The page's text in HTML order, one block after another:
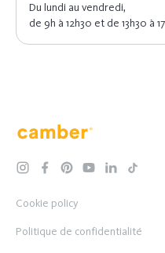
Du lundi au vendredi,
de 9h à 12h30 et de 13h30 à
Camber
instagramfacebookpinterestyoutubelinkedintiktok
Cookie policy
Politique de confidentialité